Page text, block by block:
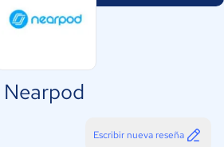
Nearpod
Escribir nueva reseña